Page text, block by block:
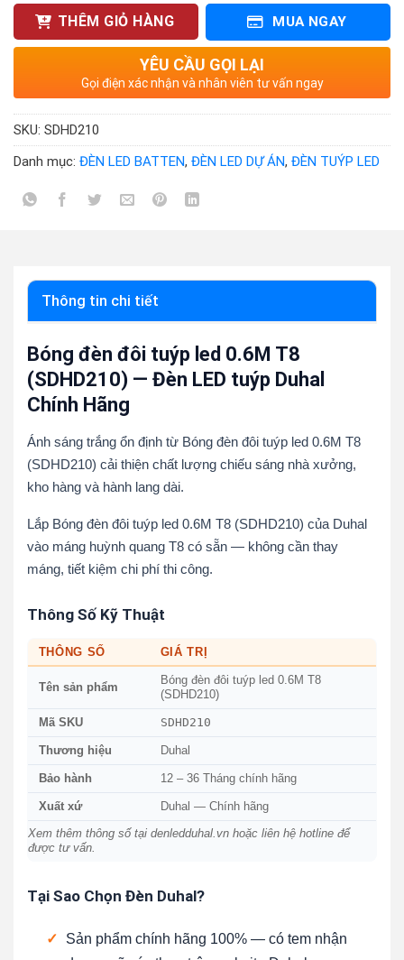
THÊM GIỎ HÀNG MUA NGAY
YÊU CẦU GỌI LẠI
Gọi điện xác nhận và nhân viên tư vấn ngay
SKU: SDHD210
Danh mục: ĐÈN LED BATTEN, ĐÈN LED DỰ ÁN, ĐÈN TUÝP LED
Thông tin chi tiết
Bóng đèn đôi tuýp led 0.6M T8
(SDHD210) — Đèn LED tuýp Duhal
Chính Hãng
Ánh sáng trắng ổn định từ Bóng đèn đôi tuýp led 0.6M T8
(SDHD210) cải thiện chất lượng chiếu sáng nhà xưởng,
kho hàng và hành lang dài.
Lắp Bóng đèn đôi tuýp led 0.6M T8 (SDHD210) của Duhal
vào máng huỳnh quang T8 có sẵn — không cần thay
máng, tiết kiệm chi phí thi công.
Thông Số Kỹ Thuật
THÔNG SỐ GIÁ TRỊ
Tên sản phẩm
Bóng đèn đôi tuýp led 0.6M T8
(SDHD210)
Mã SKU SDHD210
Thương hiệu Duhal
Bảo hành 12 – 36 Tháng chính hãng
Xuất xứ Duhal — Chính hãng
Xem thêm thông số tại denledduhal.vn hoặc liên hệ hotline để
được tư vấn.
Tại Sao Chọn Đèn Duhal?
✓
Sản phẩm chính hãng 100% — có tem nhận